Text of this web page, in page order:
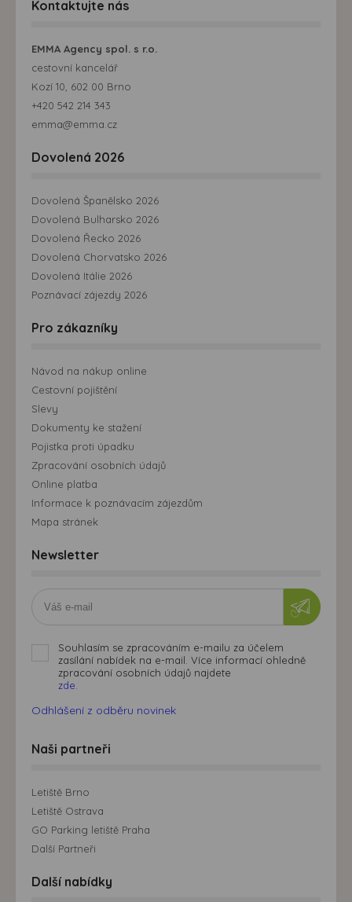
Kontaktujte nás
EMMA Agency spol. s r.o.
cestovní kancelář
Kozí 10, 602 00 Brno
+420 542 214 343
emma@emma.cz
Dovolená 2026
Dovolená Španělsko 2026
Dovolená Bulharsko 2026
Dovolená Řecko 2026
Dovolená Chorvatsko 2026
Dovolená Itálie 2026
Poznávací zájezdy 2026
Pro zákazníky
Návod na nákup online
Cestovní pojištění
Slevy
Dokumenty ke stažení
Pojistka proti úpadku
Zpracování osobních údajů
Online platba
Informace k poznávacím zájezdům
Mapa stránek
Newsletter
Souhlasím se zpracováním e-mailu za účelem
zasílání nabídek na e-mail. Více informací ohledně
zpracování osobních údajů najdete
zde.
Odhlášení z odběru novinek
Naši partneři
Letiště Brno
Letiště Ostrava
GO Parking letiště Praha
Další Partneři
Další nabídky